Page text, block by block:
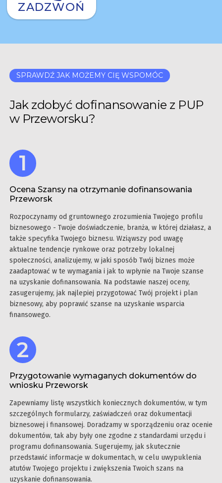
ZADZWOŃ
SPRAWDŹ JAK MOŻEMY CIĘ WSPOMÓC
Jak zdobyć dofinansowanie z PUP
w Przeworsku?
Ocena Szansy na otrzymanie dofinansowania
Przeworsk
Rozpoczynamy od gruntownego zrozumienia Twojego profilu
biznesowego - Twoje doświadczenie, branża, w której działasz, a
także specyfika Twojego biznesu. Wziąwszy pod uwagę
aktualne tendencje rynkowe oraz potrzeby lokalnej
społeczności, analizujemy, w jaki sposób Twój biznes może
zaadaptować w te wymagania i jak to wpłynie na Twoje szanse
na uzyskanie dofinansowania. Na podstawie naszej oceny,
zasugerujemy, jak najlepiej przygotować Twój projekt i plan
biznesowy, aby poprawić szanse na uzyskanie wsparcia
finansowego.
Przygotowanie wymaganych dokumentów do
wniosku Przeworsk
Zapewniamy listę wszystkich koniecznych dokumentów, w tym
szczególnych formularzy, zaświadczeń oraz dokumentacji
biznesowej i finansowej. Doradzamy w sporządzeniu oraz ocenie
dokumentów, tak aby były one zgodne z standardami urzędu i
programu dofinansowania. Sugerujemy, jak skutecznie
przedstawić informacje w dokumentach, w celu uwypuklenia
atutów Twojego projektu i zwiększenia Twoich szans na
uzyskanie dofinansowania.